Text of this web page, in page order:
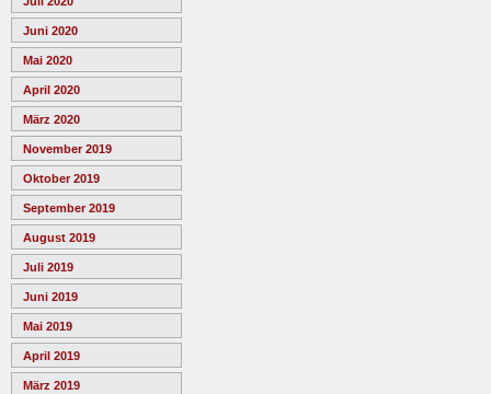
Juni 2020
Mai 2020
April 2020
März 2020
November 2019
Oktober 2019
September 2019
August 2019
Juli 2019
Juni 2019
Mai 2019
April 2019
März 2019